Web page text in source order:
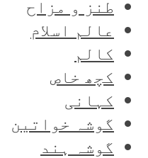
طنز و مزاح
عالم اسلام
کالم
کچھ خاص
کہانی
گوشہ خواتین
گوشہ ہند